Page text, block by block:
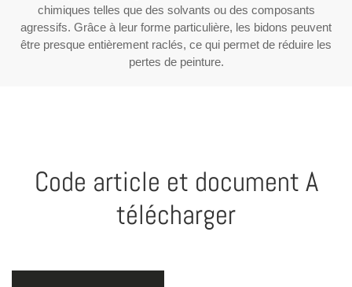
chimiques telles que des solvants ou des composants
agressifs. Grâce à leur forme particulière, les bidons peuvent
être presque entièrement raclés, ce qui permet de réduire les
pertes de peinture.
Code article et document A
télécharger